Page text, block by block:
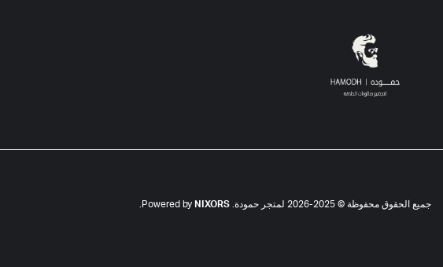
جميع الحقوق محفوظة © 2025-2026 لمتجر حمودة. Powered by NIXORS